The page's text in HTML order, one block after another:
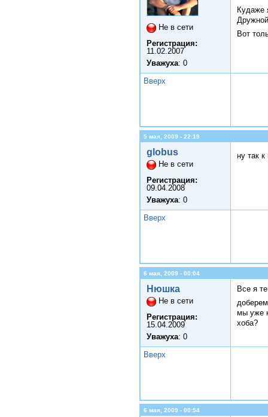
Не в сети
Регистрация:
11.02.2007
Уважуха: 0
Кудаже
Вот
Вверх
5 мая, 2009 - 22:19
globus
Не в сети
Регистрация:
09.04.2008
Уважуха: 0
ну так
Вверх
6 мая, 2009 - 00:04
Нюшка
Не в сети
Регистрация:
15.04.2009
Уважуха: 0
Все я
мы уже
хоба?
Вверх
6 мая, 2009 - 00:54